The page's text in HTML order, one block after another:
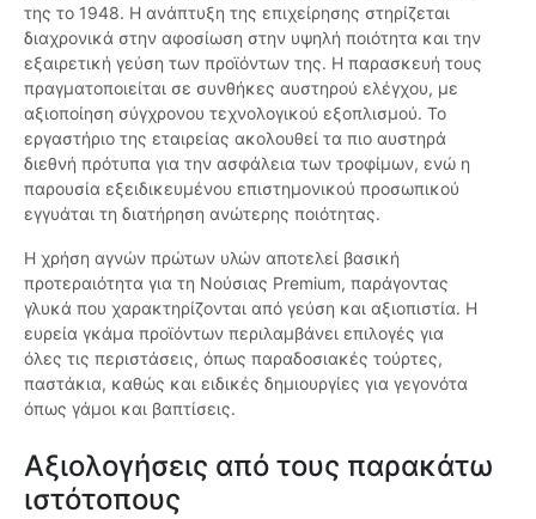
της το 1948. Η ανάπτυξη της επιχείρησης στηρίζεται
διαχρονικά στην αφοσίωση στην υψηλή ποιότητα και την
εξαιρετική γεύση των προϊόντων της. Η παρασκευή τους
πραγματοποιείται σε συνθήκες αυστηρού ελέγχου, με
αξιοποίηση σύγχρονου τεχνολογικού εξοπλισμού. Το
εργαστήριο της εταιρείας ακολουθεί τα πιο αυστηρά
διεθνή πρότυπα για την ασφάλεια των τροφίμων, ενώ η
παρουσία εξειδικευμένου επιστημονικού προσωπικού
εγγυάται τη διατήρηση ανώτερης ποιότητας.
Η χρήση αγνών πρώτων υλών αποτελεί βασική
προτεραιότητα για τη Νούσιας Premium, παράγοντας
γλυκά που χαρακτηρίζονται από γεύση και αξιοπιστία. Η
ευρεία γκάμα προϊόντων περιλαμβάνει επιλογές για
όλες τις περιστάσεις, όπως παραδοσιακές τούρτες,
παστάκια, καθώς και ειδικές δημιουργίες για γεγονότα
όπως γάμοι και βαπτίσεις.
Αξιολογήσεις από τους παρακάτω
ιστότοπους